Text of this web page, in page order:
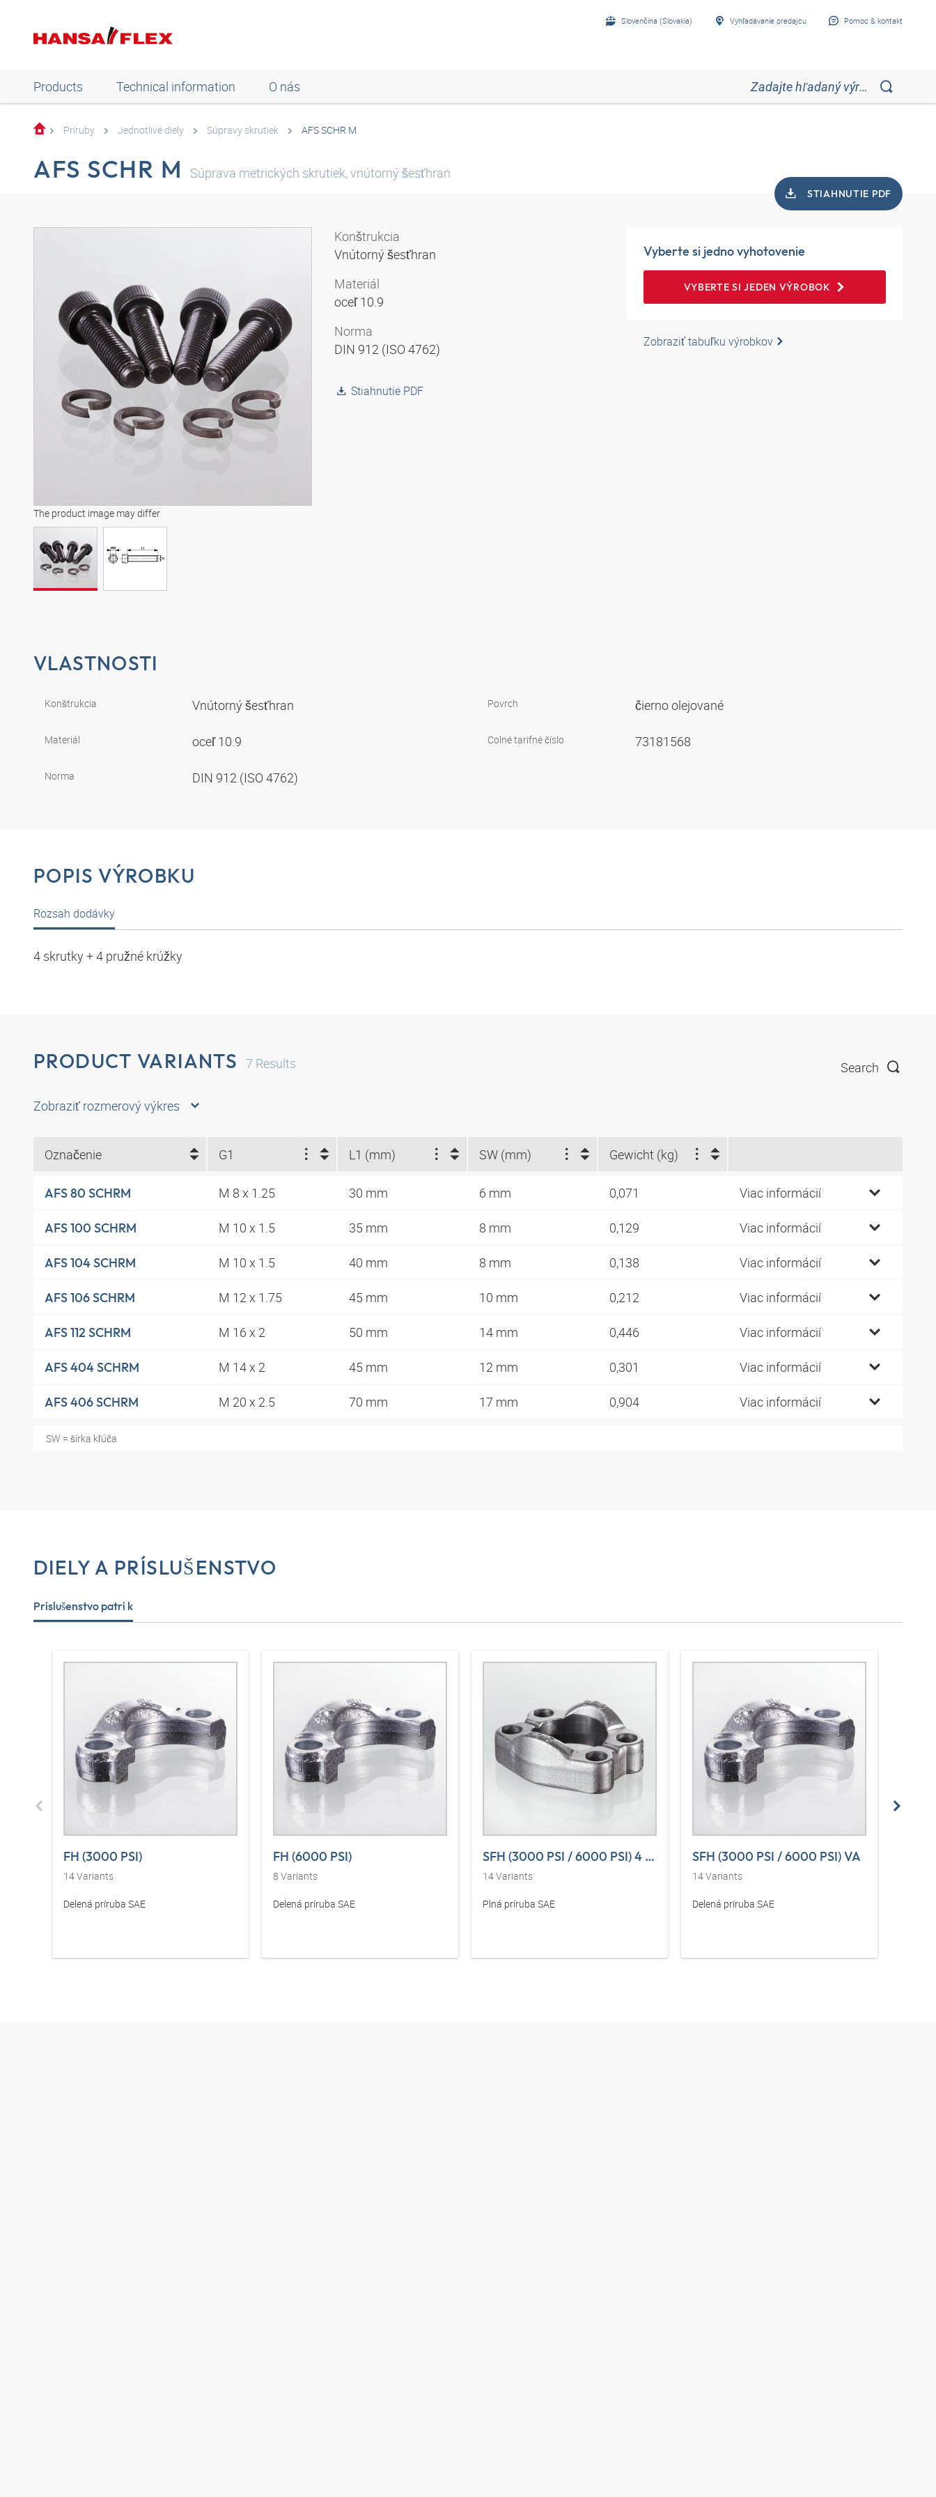
Slovenčina (Slovakia) Vyhľadávanie predajcu Pomoc & kontakt
Products Technical information O nás
Príruby Jednotlivé diely Súpravy skrutiek AFS SCHR M
AFS SCHR M Súprava metrických skrutiek, vnútorný šesťhran
STIAHNUTIE PDF
The product image may differ
Konštrukcia
Vnútorný šesťhran
Materiál
oceľ 10.9
Norma
DIN 912 (ISO 4762)
Stiahnutie PDF
Vyberte si jedno vyhotovenie
VYBERTE SI JEDEN VÝROBOK
Zobraziť tabuľku výrobkov
VLASTNOSTI
Konštrukcia Vnútorný šesťhran
Materiál oceľ 10.9
Norma DIN 912 (ISO 4762)
Povrch čierno olejované
Colné tarifné číslo 73181568
POPIS VÝROBKU
Rozsah dodávky
4 skrutky + 4 pružné krúžky
PRODUCT VARIANTS 7 Results Search
Zobraziť rozmerový výkres
Označenie G1 L1 (mm) SW (mm) Gewicht (kg)
AFS 80 SCHRM M 8 x 1.25 30 mm 6 mm 0,071 Viac informácií
AFS 100 SCHRM M 10 x 1.5 35 mm 8 mm 0,129 Viac informácií
AFS 104 SCHRM M 10 x 1.5 40 mm 8 mm 0,138 Viac informácií
AFS 106 SCHRM M 12 x 1.75 45 mm 10 mm 0,212 Viac informácií
AFS 112 SCHRM M 16 x 2 50 mm 14 mm 0,446 Viac informácií
AFS 404 SCHRM M 14 x 2 45 mm 12 mm 0,301 Viac informácií
AFS 406 SCHRM M 20 x 2.5 70 mm 17 mm 0,904 Viac informácií
SW = šírka kľúča
DIELY A PRÍSLUŠENSTVO
Príslušenstvo patrí k
FH (3000 PSI)
14Variants
Delená príruba SAE
FH (6000 PSI)
8 Variants
Delená príruba SAE
SFH (3000 PSI / 6000 PSI) 4 L VA
14Variants
Plná príruba SAE
SFH (3000 PSI / 6000 PSI) VA
14Variants
Delená príruba SAE